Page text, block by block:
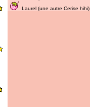
Laurel (une autre Cerise hihi)